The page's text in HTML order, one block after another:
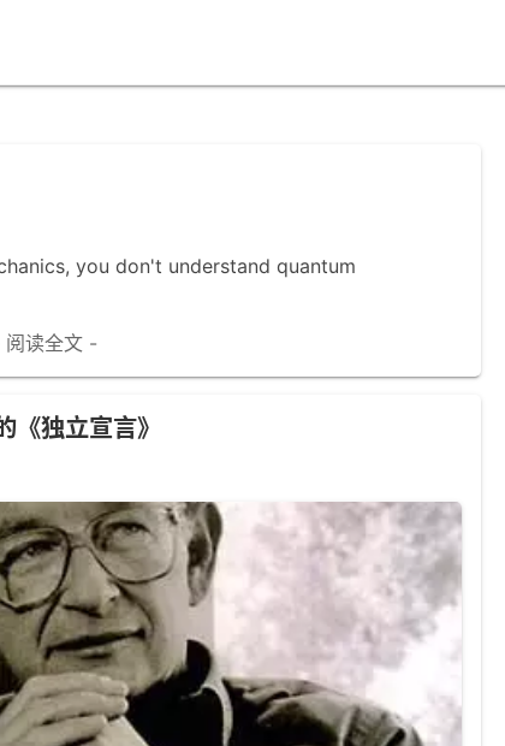
you don't understand quantum
阅读全文 -
独立宣言》